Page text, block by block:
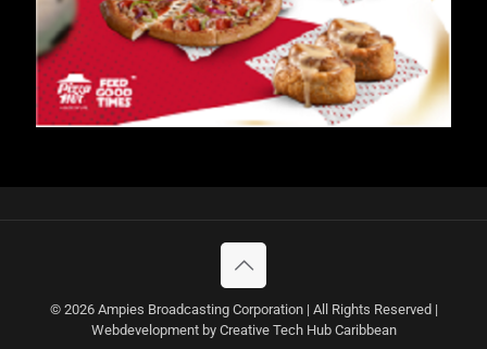
© 2026 Ampies Broadcasting Corporation | All Rights Reserved |
Webdevelopment by Creative Tech Hub Caribbean